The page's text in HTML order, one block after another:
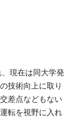
現在は同大学発
技術向上に取り
差点などもない
転を視野に入れ